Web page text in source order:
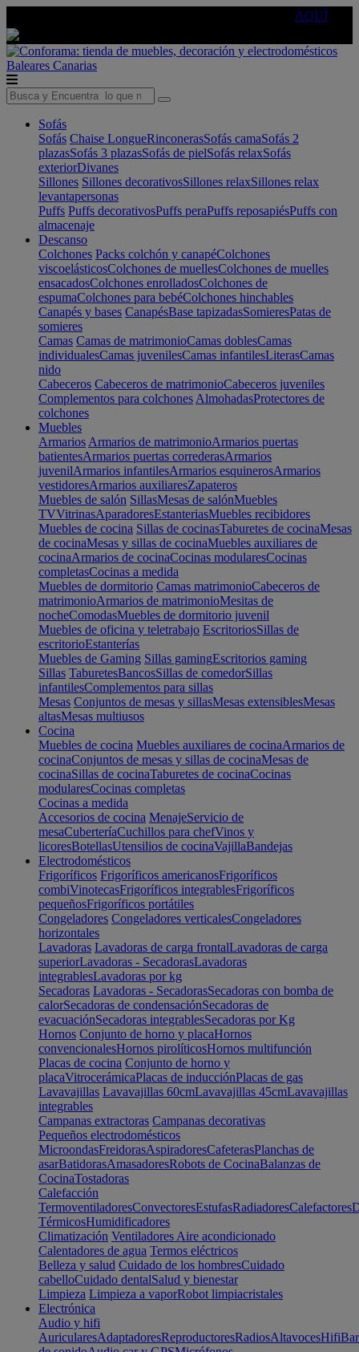
AQUÍ
Baleares Canarias
Sofás
Sofás Chaise LongueRinconerasSofás camaSofás 2
plazasSofás 3 plazasSofás de pielSofás relaxSofás
exteriorDivanes
Sillones Sillones decorativosSillones relaxSillones relax
levantapersonas
Puffs Puffs decorativosPuffs peraPuffs reposapiésPuffs con
almacenaje
Descanso
Colchones Packs colchón y canapéColchones
viscoelásticosColchones de muellesColchones de muelles
ensacadosColchones enrolladosColchones de
espumaColchones para bebéColchones hinchables
Canapés y bases CanapésBase tapizadasSomieresPatas de
somieres
Camas Camas de matrimonioCamas doblesCamas
individualesCamas juvenilesCamas infantilesLiterasCamas
nido
Cabeceros Cabeceros de matrimonioCabeceros juveniles
Complementos para colchones AlmohadasProtectores de
colchones
Muebles
Armarios Armarios de matrimonioArmarios puertas
batientesArmarios puertas correderasArmarios
juvenilArmarios infantilesArmarios esquinerosArmarios
vestidoresArmarios auxiliaresZapateros
Muebles de salón SillasMesas de salónMuebles
TVVitrinasAparadoresEstanteriasMuebles recibidores
Muebles de cocina Sillas de cocinasTaburetes de cocinaMesas
de cocinaMesas y sillas de cocinaMuebles auxiliares de
cocinaArmarios de cocinaCocinas modularesCocinas
completasCocinas a medida
Muebles de dormitorio Camas matrimonioCabeceros de
matrimonioArmarios de matrimonioMesitas de
nocheComodasMuebles de dormitorio juvenil
Muebles de oficina y teletrabajo EscritoriosSillas de
escritorioEstanterías
Muebles de Gaming Sillas gamingEscritorios gaming
Sillas TaburetesBancosSillas de comedorSillas
infantilesComplementos para sillas
Mesas Conjuntos de mesas y sillasMesas extensiblesMesas
altasMesas multiusos
Cocina
Muebles de cocina Muebles auxiliares de cocinaArmarios de
cocinaConjuntos de mesas y sillas de cocinaMesas de
cocinaSillas de cocinaTaburetes de cocinaCocinas
modularesCocinas completas
Cocinas a medida
Accesorios de cocina MenajeServicio de
mesaCuberteríaCuchillos para chefVinos y
licoresBotellasUtensilios de cocinaVajillaBandejas
Electrodomésticos
Frigoríficos Frigoríficos americanosFrigoríficos
combiVinotecasFrigoríficos integrablesFrigoríficos
pequeñosFrigoríficos portátiles
Congeladores Congeladores verticalesCongeladores
horizontales
Lavadoras Lavadoras de carga frontalLavadoras de carga
superiorLavadoras - SecadorasLavadoras
integrablesLavadoras por kg
Secadoras Lavadoras - SecadorasSecadoras con bomba de
calorSecadoras de condensaciónSecadoras de
evacuaciónSecadoras integrablesSecadoras por Kg
Hornos Conjunto de horno y placaHornos
convencionalesHornos pirolíticosHornos multifunción
Placas de cocina Conjunto de horno y
placaVitrocerámicaPlacas de inducciónPlacas de gas
Lavavajillas Lavavajillas 60cmLavavajillas 45cmLavavajillas
integrables
Campanas extractoras Campanas decorativas
Pequeños electrodomésticos
MicroondasFreidorasAspiradoresCafeterasPlanchas de
asarBatidorasAmasadoresRobots de CocinaBalanzas de
CocinaTostadoras
Calefacción
TermoventiladoresConvectoresEstufasRadiadoresCalefactores
TérmicosHumidificadores
Climatización Ventiladores Aire acondicionado
Calentadores de agua Termos eléctricos
Belleza y salud Cuidado de los hombresCuidado
cabelloCuidado dentalSalud y bienestar
Limpieza Limpieza a vaporRobot limpiacristales
Electrónica
Audio y hifi
AuricularesAdaptadoresReproductoresRadiosAltavocesHifi